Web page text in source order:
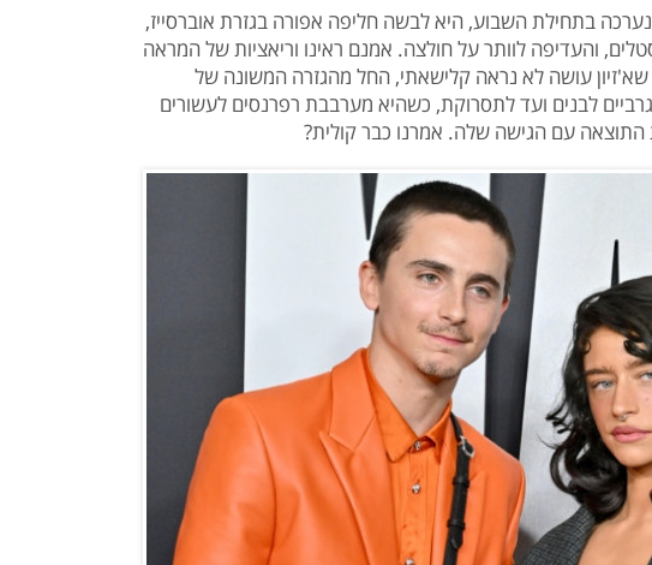
בתחילת השבוע, היא לבשה חליפה אפורה בגזרת אוברסייז,
והעדיפה לוותר על חולצה. אמנם ראינו וריאציות של המראה
עושה לא נראה קלישאתי, החל מהגזרה המשונה של
לבנים ועד לתסרוקת, כשהיא מערבבת רפרנסים לעשורים
עם הגישה שלה. אמרנו כבר קולית?